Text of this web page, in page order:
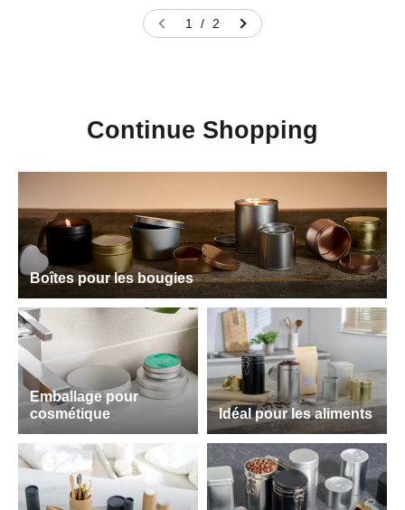
1 / 2
Continue Shopping
Boîtes pour les bougies
Emballage pour
cosmétique
Idéal pour les aliments